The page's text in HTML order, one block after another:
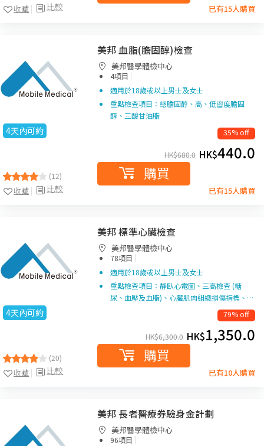
比較
收藏 已有15人購買
4天內可約
(12)
比較
收藏
美邦 血脂(膽固醇)檢查
美邦醫學體檢中心
4項目 |
適用於18歲或以上男士及女士
重點檢查項目：總膽固醇、高、低密度膽固
醇、三酸甘油脂
35% off
HK$680.0 HK$440.0
購買
已有15人購買
4天內可約
(20)
比較
收藏
美邦 標準心臟檢查
美邦醫學體檢中心
78項目 |
適用於18歲或以上男士及女士
重點檢查項目：靜臥心電圖、三高檢查 (糖
尿、血壓及血脂)、心臟肌肉組織損傷指標、…
79% off
HK$6,300.0 HK$1,350.0
購買
已有10人購買
美邦 長者醫療券驗身金計劃
美邦醫學體檢中心
96項目 |